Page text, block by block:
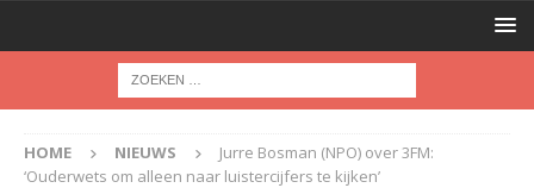
HOME NIEUWS
Jurre Bosman (NPO) over 3FM:
‘Ouderwets om alleen naar luistercijfers te kijken’